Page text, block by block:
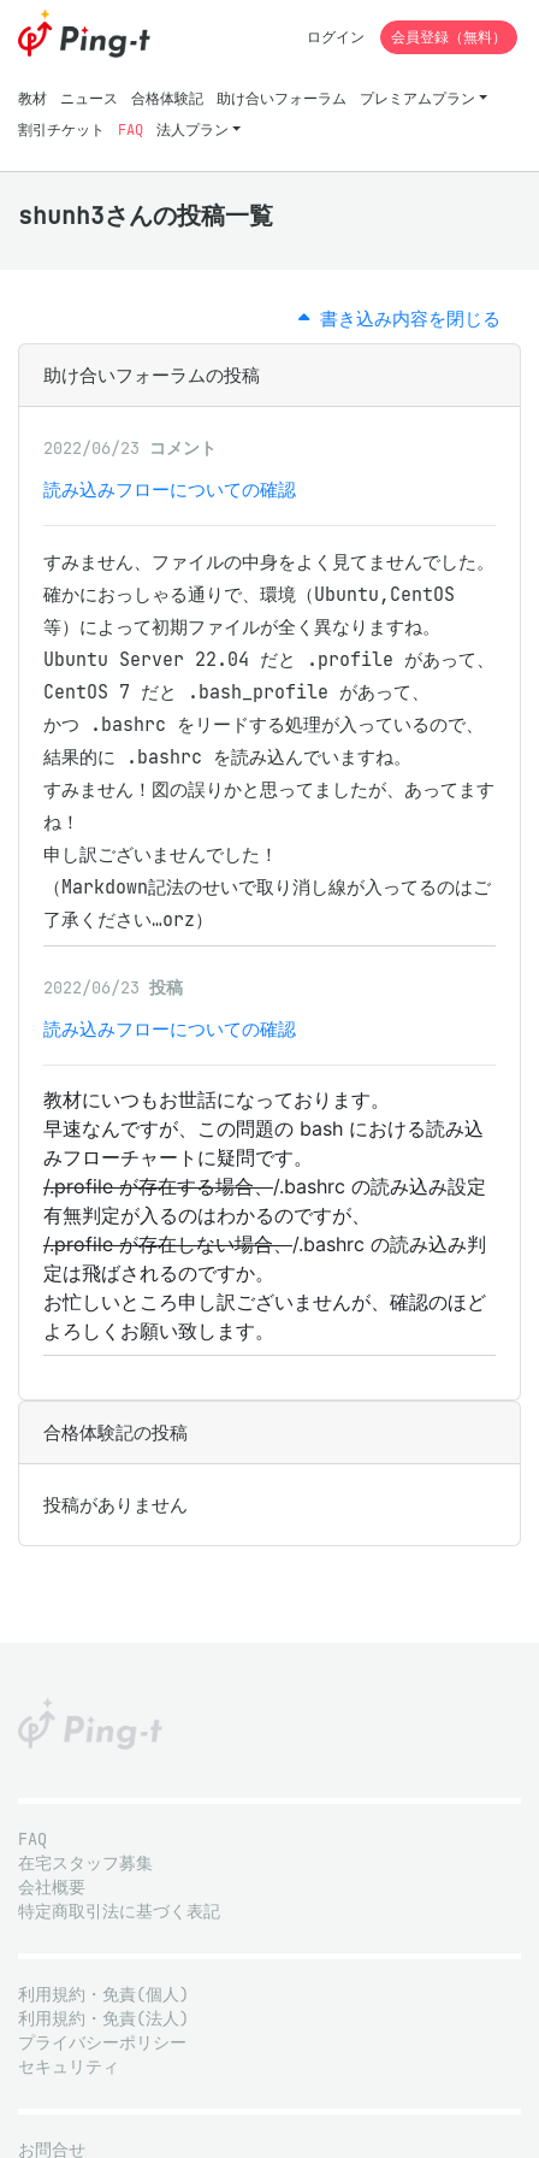
教材 ニュース 合格体験記 助け合いフォーラム
プレミアムプラン
割引チケット
FAQ 法人プラン
ログイン 会員登録（無料）
shunh3さんの投稿一覧
書き込み内容を閉じる
助け合いフォーラムの投稿
2022/06/23 コメント
読み込みフローについての確認
すみません、ファイルの中身をよく見てませんでした。
確かにおっしゃる通りで、環境（Ubuntu,CentOS
等）によって初期ファイルが全く異なりますね。
Ubuntu Server 22.04 だと .profile があって、
CentOS 7 だと .bash_profile があって、
かつ .bashrc をリードする処理が入っているので、
結果的に .bashrc を読み込んでいますね。
すみません！図の誤りかと思ってましたが、あってます
ね！
申し訳ございませんでした！
（Markdown記法のせいで取り消し線が入ってるのはご
了承ください…orz）
2022/06/23 投稿
読み込みフローについての確認
教材にいつもお世話になっております。
早速なんですが、この問題の bash における読み込
みフローチャートに疑問です。
/.profile が存在する場合、/.bashrc の読み込み設定
有無判定が入るのはわかるのですが、
/.profile が存在しない場合、/.bashrc の読み込み判
定は飛ばされるのですか。
お忙しいところ申し訳ございませんが、確認のほど
よろしくお願い致します。
合格体験記の投稿
投稿がありません
FAQ
在宅スタッフ募集
会社概要
特定商取引法に基づく表記
利用規約・免責(個人)
利用規約・免責(法人)
プライバシーポリシー
セキュリティ
お問合せ